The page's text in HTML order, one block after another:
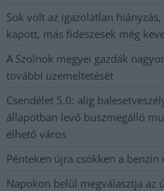
Sok volt az igazolatlan
kapott, más fideszesek még
A Szolnok megyei gazdák
további üzemeltetését
Csendélet 5.0: alig
állapotban levő buszmegálló
élhető város
Pénteken újra csökken a benzin
Napokon belül megválasztja az